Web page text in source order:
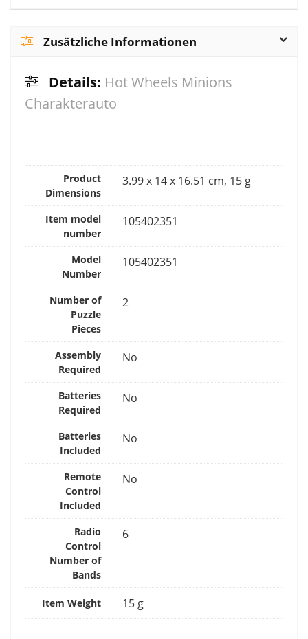
Zusätzliche Informationen
Details: Hot Wheels Minions
Charakterauto
Product
Dimensions
‎3.99 x 14 x 16.51 cm, 15 g
Item model
number
‎105402351
Model
Number
‎105402351
Number of
Puzzle
Pieces
‎2
Assembly
Required
‎No
Batteries
Required
‎No
Batteries
Included
‎No
Remote
Control
Included
‎No
Radio
Control
Number of
Bands
‎6
Item Weight ‎15 g